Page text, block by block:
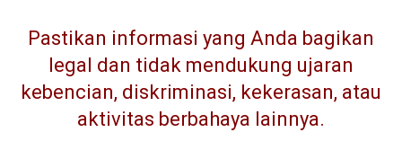
Pastikan informasi yang Anda bagikan
legal dan tidak mendukung ujaran
kebencian, diskriminasi, kekerasan, atau
aktivitas berbahaya lainnya.